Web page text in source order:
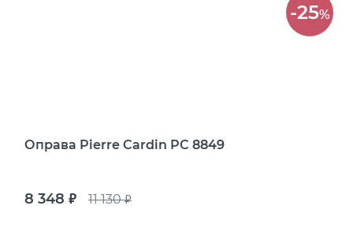
-25%
Оправа Pierre Cardin PC 8849
8 348 руб. 11 130руб.